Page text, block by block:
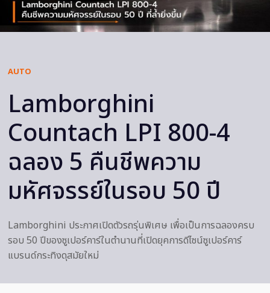
AUTO
Lamborghini
Countach LPI 800-4
ฉลอง 5 คืนชีพความ
มหัศจรรย์ในรอบ 50 ปี
Lamborghini ประกาศเปิดตัวรถรุ่นพิเศษ เพื่อเป็นการฉลองครบ
รอบ 50 ปีของซูเปอร์คาร์ในตำนานที่เปิดยุคการดีไซน์ซูเปอร์คาร์
แบรนด์กระทิงดุสมัยใหม่